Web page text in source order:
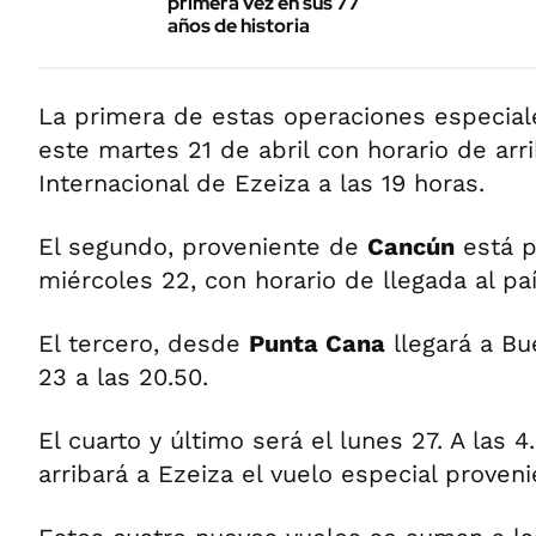
años de historia
La primera de estas operaciones
este martes 21 de abril con horario de
Internacional de Ezeiza a las 19 horas.
El segundo, proveniente de Cancún está
miércoles 22, con horario de llegada al
El tercero, desde Punta Cana llegará a
23 a las 20.50.
El cuarto y último será el lunes 27. A las
arribará a Ezeiza el vuelo especial